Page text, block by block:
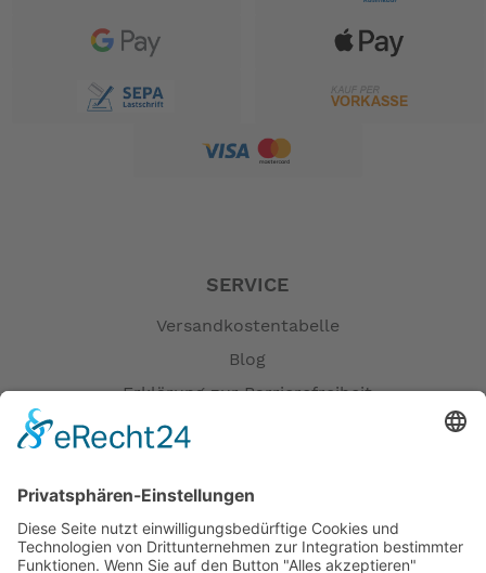
SERVICE
Versandkostentabelle
Blog
Erklärung zur Barrierefreiheit
Öffnungszeiten
Versandpartner
Verfügbarkeiten